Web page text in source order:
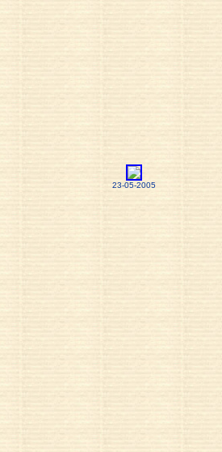
23-05-2005